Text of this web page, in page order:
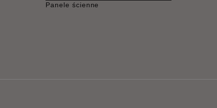
Panele ścienne